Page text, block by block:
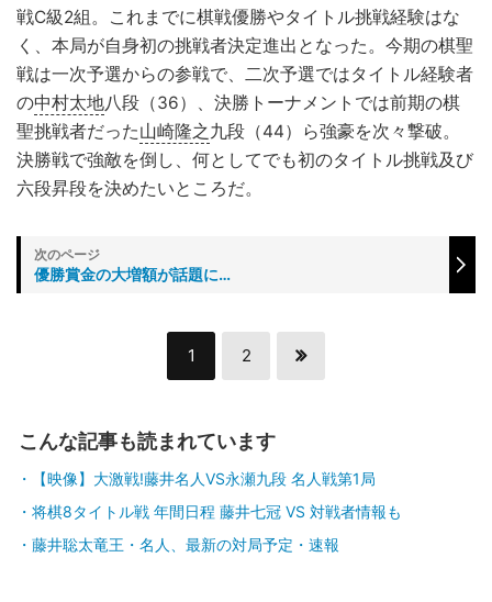
戦C級2組。これまでに棋戦優勝やタイトル挑戦経験はな
く、本局が自身初の挑戦者決定進出となった。今期の棋聖
戦は一次予選からの参戦で、二次予選ではタイトル経験者
の中村太地八段（36）、決勝トーナメントでは前期の棋
聖挑戦者だった山崎隆之九段（44）ら強豪を次々撃破。
決勝戦で強敵を倒し、何としてでも初のタイトル挑戦及び
六段昇段を決めたいところだ。
優勝賞金の大増額が話題に…
1 2
こんな記事も読まれています
【映像】大激戦!藤井名人VS永瀬九段 名人戦第1局
将棋8タイトル戦 年間日程 藤井七冠 VS 対戦者情報も
藤井聡太竜王・名人、最新の対局予定・速報